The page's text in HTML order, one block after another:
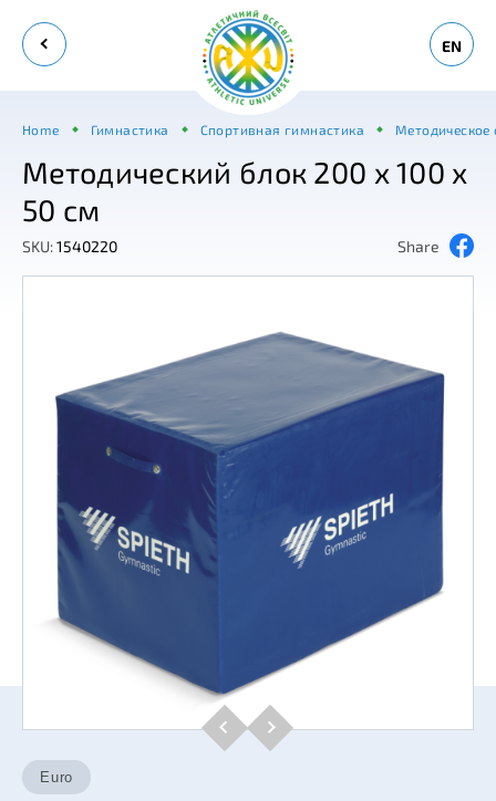
EN
Home Гимнастика Спортивная гимнастика Методическое
SKU:1540220 Share
Методический блок 200 x 100 x
50 см